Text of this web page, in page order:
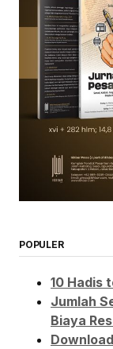
POPULER
10 Hadis
Jumlah
Biaya